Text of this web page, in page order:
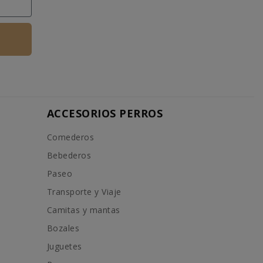
ACCESORIOS PERROS
Comederos
Bebederos
Paseo
Transporte y Viaje
Camitas y mantas
Bozales
Juguetes